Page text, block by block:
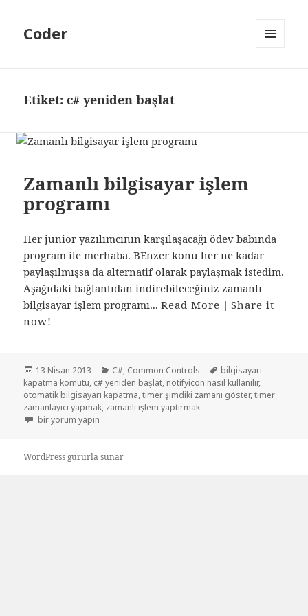
Coder
Etiket:c# yeniden başlat
Zamanlı bilgisayar işlem
programı
Her junior yazılımcının karşılaşacağı ödev babında
program ile merhaba. BEnzer konu her ne kadar
paylaşılmışsa da alternatif olarak paylaşmak istedim.
Aşağıdaki bağlantıdan indirebileceğiniz zamanlı
bilgisayar işlem programı...Read More |Share it
now!
Yayın
tarihi
13 Nisan 2013 Kategoriler
C#, Common Controls Etiketler
bilgisayarı
kapatma komutu, c# yeniden başlat, notifyicon nasıl kullanılır,
otomatik bilgisayarı kapatma,timer şimdiki zamanı göster,timer
zamanlayıcı yapmak, zamanlı işlem yaptırmak
Zamanlı bilgisayar işlem programı için
bir yorum yapın
WordPress gururla sunar